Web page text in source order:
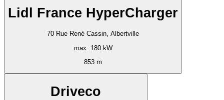
Lidl France HyperCharger
70 Rue René Cassin, Albertville
max. 180 kW
853 m
Driveco